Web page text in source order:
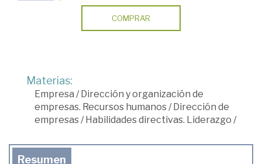
COMPRAR
Materias:
Empresa / Dirección y organización de
empresas. Recursos humanos/ Dirección de
empresas/ Habilidades directivas. Liderazgo /
Resumen